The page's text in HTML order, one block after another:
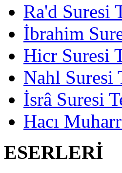
Ra'd Suresi
İbrahim
Hicr Suresi
Nahl Suresi
İsrâ Suresi
Hacı
ESERLERİ